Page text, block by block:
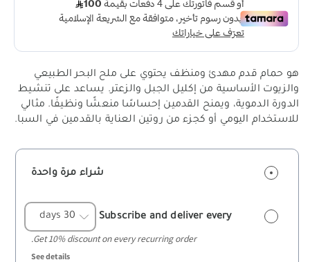
هو حمام قدم مهدئ ومنظف يحتوي على ملح البحر الطبيعي
والزيوت الأساسية من إكليل الجبل والزعتر. يساعد على تنشيط
الدورة الدموية، ويمنح القدمين إحساسًا منعشًا ونظيفًا. مثالي
للاستخدام اليومي أو كجزء من روتين العناية بالقدمين في السبا.
شراء مرة واحدة
Subscribe and deliver every
Get 10% discount on every recurring order.
See details